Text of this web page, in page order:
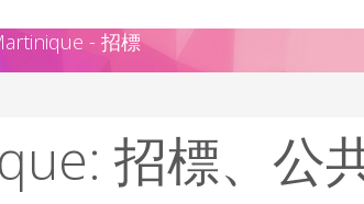
- 招標
招標、公